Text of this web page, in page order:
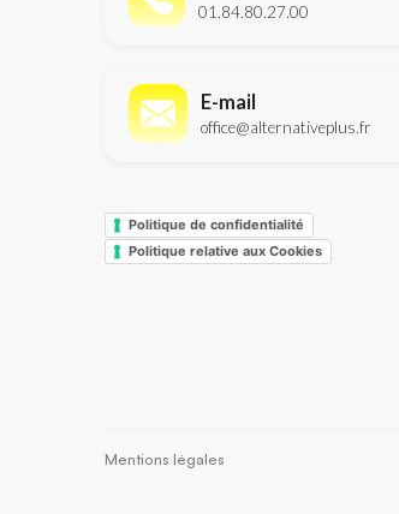
01.84.80.27.00
E-mail
office@alternativeplus.fr
Politique de confidentialité
Politique relative aux Cookies
Mentions légales